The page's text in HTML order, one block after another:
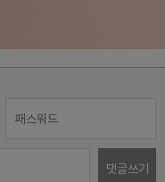
댓글쓰기